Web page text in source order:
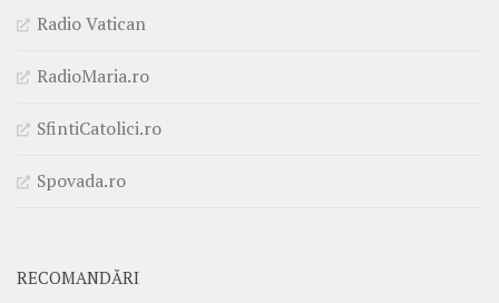
Radio Vatican
RadioMaria.ro
SfintiCatolici.ro
Spovada.ro
RECOMANDĂRI